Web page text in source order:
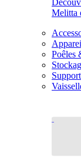
Melitta
Poêles